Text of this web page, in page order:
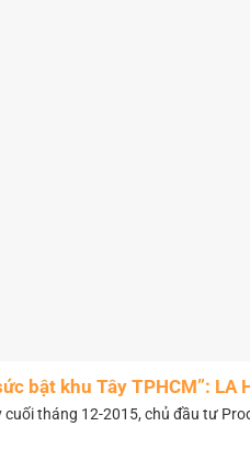
bật khu Tây TPHCM”: LA
tư mới
tháng 12-2015, chủ đầu tư